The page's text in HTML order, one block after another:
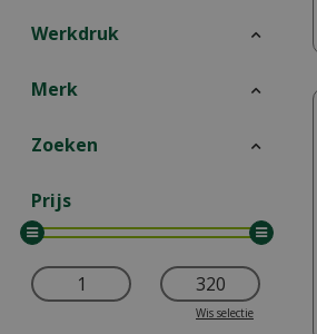
Werkdruk
Merk
Zoeken
Prijs
Wis selectie